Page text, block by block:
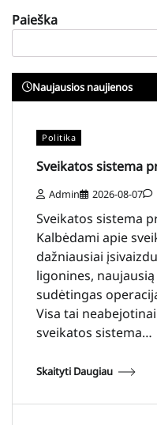
Paieška
Naujausios naujienos
Politika
Sveikatos sistema
Admin 2026-08-07
Sveikatos sistema
Kalbėdami apie
dažniausiai
ligonines,
sudėtingas
Visa tai
sveikatos sistema…
Skaityti Daugiau